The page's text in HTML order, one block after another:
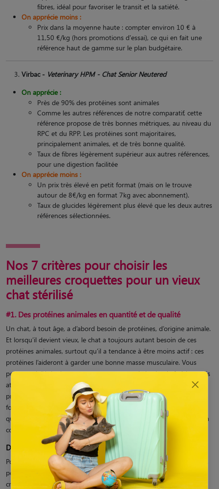
fibres, idéal pour favoriser le transit et la satiété.
On apprécie moins :
Prix dans la moyenne haute : compter environ 10 € à
11,50 €/kg (hors promotions d'essai), ce qui en fait une
référence haut de gamme sur le plan budgétaire.
Virbac - Veterinary HPM - Chat Senior Neutered
On apprécie :
Près de 90% des protéines sont animales
Comme les autres références de notre comparatif, cette
référence propose de très bonnes métriques, au niveau du
RPC et du RPP. Les protéines sont majoritaires,
principalement animales, et de très bonne qualité.
Taux de fibres légèrement supérieur aux autres références,
pour une digestion facilitée
On apprécie moins :
Un prix très élevé en petit format (mais on le trouve
autour de 8€/kg en format 7kg avec abonnement).
Taux de glucides légèrement plus élevé que les deux autres
références sélectionnées.
Nos 7 critères pour choisir les
meilleures croquettes pour un vieux
chat stérilisé
#1. Des protéines animales en quantité et de qualité
Un chat, à tout âge, a d’abord besoin de protéines, d’origine animale.
Et lorsqu’il devient vieux, le chat a toujours autant besoin de ces
protéines animales, surtout qu’il a tendance à être moins actif : ces
protéines l’aideront à garder une bonne masse musculaire. Vous
pouvez privilégier les croquettes contenant de la viande fraîche, mais
attention : celle-ci contient beaucoup d’eau, donc la quantité de
protéines restant est assez faible. Les protéines déshydratées (sous
formes de farines) ne sont pas forcément synonymes de mauvaise
qualité : quasiment toutes les croquettes, même haut de gamme, en
contiennent.
Déterminer la qualité des protéines des croquettes
Pour choisir les meilleures croquettes pour chat senior stérilisé
pouvez
vous appuyer sur le RPP (rapport protido-phosphorique)
créé par le Dr Sébastien Lefebvre. Il permet d’évaluer facilement la